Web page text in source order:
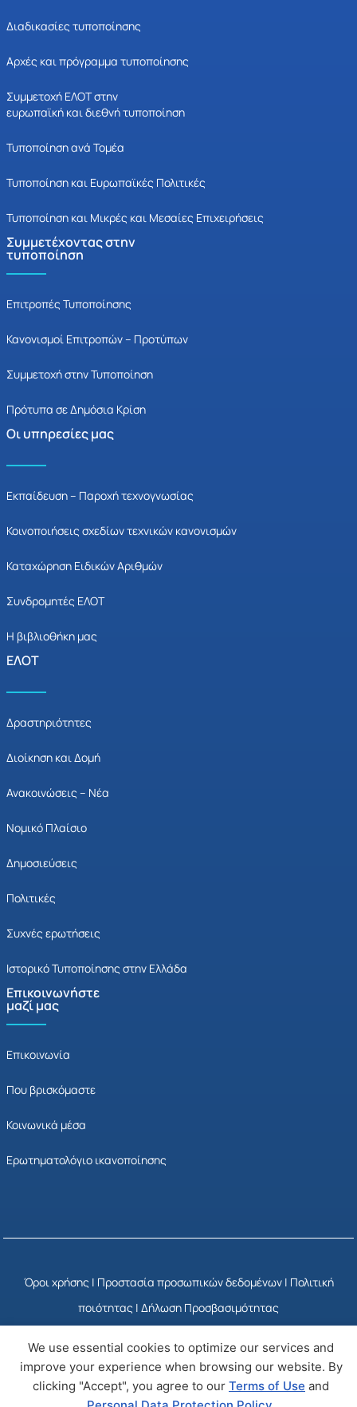
We use essential cookies to optimize our services and
improve your experience when browsing our website. By
clicking "Accept", you agree to our Terms of Use and
Διαδικασίες τυποποίησης
Αρχές και πρόγραμμα τυποποίησης
Συμμετοχή ΕΛΟΤ στην
ευρωπαϊκή και διεθνή τυποποίηση
Τυποποίηση ανά Τομέα
Τυποποίηση και Ευρωπαϊκές Πολιτικές
Τυποποίηση και Μικρές και Μεσαίες Επιχειρήσεις
Συμμετέχοντας στην
τυποποίηση
Επιτροπές Τυποποίησης
Κανονισμοί Επιτροπών – Προτύπων
Συμμετοχή στην Τυποποίηση
Πρότυπα σε Δημόσια Κρίση
Οι υπηρεσίες μας
Εκπαίδευση – Παροχή τεχνογνωσίας
Κοινοποιήσεις σχεδίων τεχνικών κανονισμών
Καταχώρηση Ειδικών Αριθμών
Συνδρομητές ΕΛΟΤ
Η βιβλιοθήκη μας
ΕΛΟΤ
Δραστηριότητες
Διοίκηση και Δομή
Ανακοινώσεις – Νέα
Νομικό Πλαίσιο
Δημοσιεύσεις
Πολιτικές
Συχνές ερωτήσεις
Ιστορικό Τυποποίησης στην Ελλάδα
Επικοινωνήστε
μαζί μας
Επικοινωνία
Που βρισκόμαστε
Κοινωνικά μέσα
Ερωτηματολόγιο ικανοποίησης
Όροι χρήσης | Προστασία προσωπικών δεδομένων| Πολιτική
ποιότητας | Δήλωση Προσβασιμότητας
© Copyright 2025 ΕΣΥΠ Developed by Wizy